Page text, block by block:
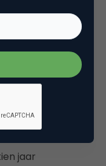
steeds geen
mijn doel is om
ondernemers,
Niet
zodat ze door
komt? Ik
jaar